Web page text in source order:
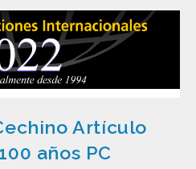
Artículo
años PC